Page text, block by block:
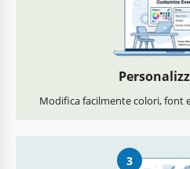
Modifica facilmente colori, font
3